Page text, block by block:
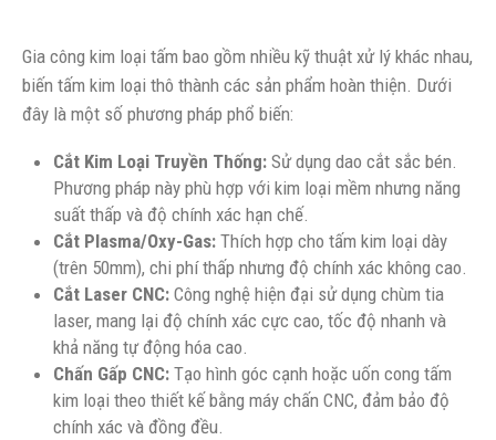
Gia công kim loại tấm bao gồm nhiều kỹ thuật xử lý khác nhau,
biến tấm kim loại thô thành các sản phẩm hoàn thiện. Dưới
đây là một số phương pháp phổ biến:
Cắt Kim Loại Truyền Thống: Sử dụng dao cắt sắc bén.
Phương pháp này phù hợp với kim loại mềm nhưng năng
suất thấp và độ chính xác hạn chế.
Cắt Plasma/Oxy-Gas: Thích hợp cho tấm kim loại dày
(trên 50mm), chi phí thấp nhưng độ chính xác không cao.
Cắt Laser CNC: Công nghệ hiện đại sử dụng chùm tia
laser, mang lại độ chính xác cực cao, tốc độ nhanh và
khả năng tự động hóa cao.
Chấn Gấp CNC: Tạo hình góc cạnh hoặc uốn cong tấm
kim loại theo thiết kế bằng máy chấn CNC, đảm bảo độ
chính xác và đồng đều.